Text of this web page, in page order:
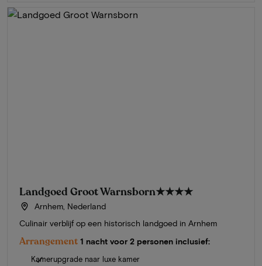
Landgoed Groot Warnsborn★★★★
Arnhem, Nederland
Culinair verblijf op een historisch landgoed in Arnhem
Arrangement 1 nacht voor 2 personen inclusief:
Kamerupgrade naar luxe kamer